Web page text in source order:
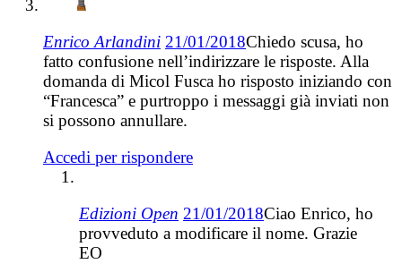
Enrico Arlandini 21/01/2018Chiedo scusa, ho
fatto confusione nell’indirizzare le risposte. Alla
domanda di Micol Fusca ho risposto iniziando con
“Francesca” e purtroppo i messaggi già inviati non
si possono annullare.
Accedi per rispondere
Edizioni Open 21/01/2018Ciao Enrico, ho
provveduto a modificare il nome. Grazie
EO